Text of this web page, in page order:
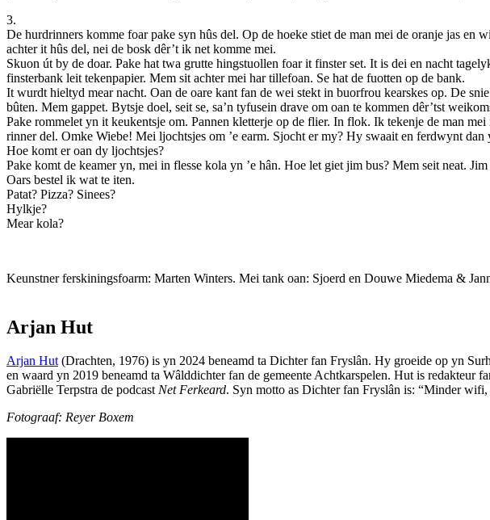
3.
De hurdrinners komme foar pake syn hûs del. Op de hoeke stiet de man mei de oranje jas
achter it hûs del, nei de bosk dêr’t ik net komme mei.
Skuon út by de doar. Pake hat twa grutte hingstuollen foar it finster set. It is dei en nacht
finsterbank leit tekenpapier. Mem sit achter mei har tillefoan. Se hat de fuotten op de bank.
It wurdt hieltyd mear nacht. Oan de oare kant fan de wei stekt in buorfrou kearskes op. De
bûten. Mem gappet. Bytsje doel, seit se, sa’n tyfusein drave om oan te kommen dêr’tst
Pake rommelet yn it keukentsje om. Pannen kletterje op de flier. In flok. Ik tekenje de man
rinner del. Omke Wiebe! Mei ljochtsjes om ’e earm. Sjocht er my? Hy swaait en ferdwynt dan
Hoe komt er oan dy ljochtsjes?
Pake komt de keamer yn, mei in flesse kola yn ’e hân. Hoe let giet jim bus? Mem seit neat.
Oars bestel ik wat te iten.
Patat? Pizza? Sinees?
Hylkje?
Mear kola?
Keunstner ferskiningsfoarm: Marten Winters. Mei tank oan: Sjoerd en Douwe Miedema &
Arjan Hut
Arjan Hut(Drachten, 1976) is yn 2024 beneamd ta Dichter fan Fryslân. Hy groeide op yn
en waard yn 2019 beneamd ta Wâlddichter fan de gemeente Achtkarspelen. Hut is redakteur
Gabriëlle Terpstra de podcastNet Ferkeard. Syn motto as Dichter fan Fryslân is: “Minder wifi,
Fotograaf: Reyer Boxem